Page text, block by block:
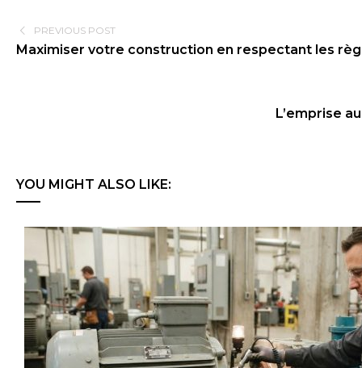
PREVIOUS POST
Maximiser votre construction en respectant les
L’emprise
YOU MIGHT ALSO LIKE: